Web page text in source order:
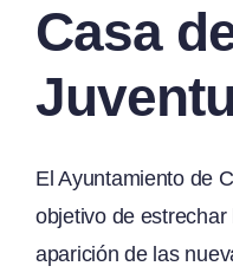
Casa
El Ayuntamiento de
objetivo de
aparición de las